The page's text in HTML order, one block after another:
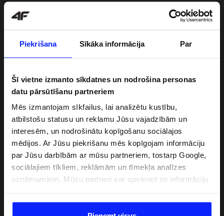
Piekrišana Sīkāka informācija Par
Šī vietne izmanto sīkdatnes un nodrošina personas
datu pārsūtīšanu partneriem
Mēs izmantojam sīkfailus, lai analizētu kustību,
atbilstošu statusu un reklamu Jūsu vajadzībām un
interesēm, un nodrošinātu kopīgošanu sociālajos
mēdijos. Ar Jūsu piekrišanu mēs kopīgojam informāciju
par Jūsu darbībām ar mūsu partneriem, tostarp Google,
sociālajiem tīkliem, reklāmām un tīmekļa analīzes
uzņēmumiem. Mūsu partneri var apvienot so informāciju
datiem, ko viņi iegūst, izmantojot viņu pakalpojumus. Ar